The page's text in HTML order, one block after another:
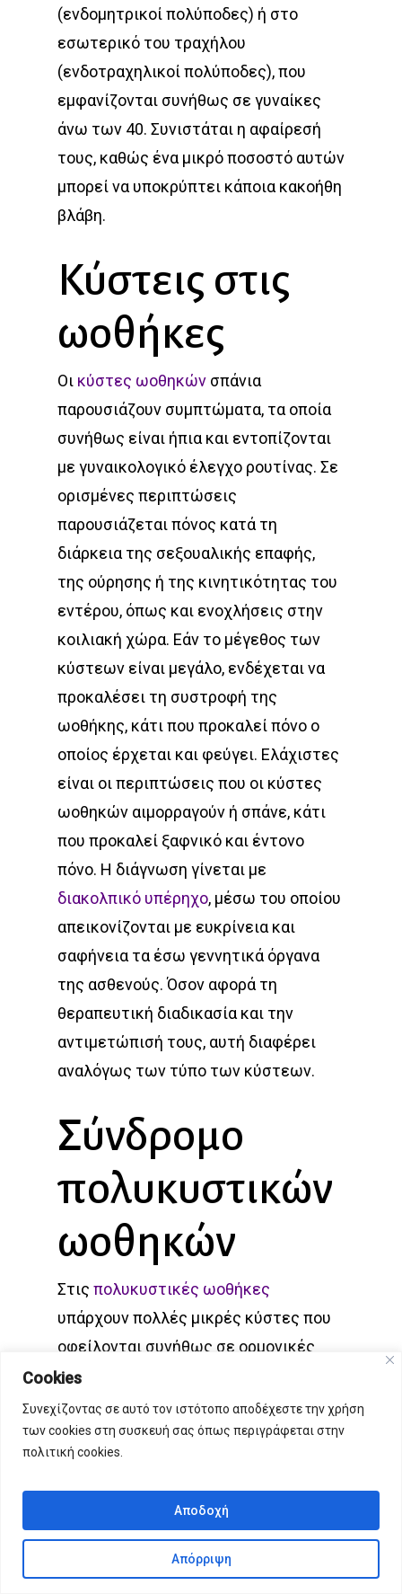
Cookies
Συνεχίζοντας σε αυτό τον ιστότοπο αποδέχεστε την χρήση
των cookies στη συσκευή σας όπως περιγράφεται στην
πολιτική cookies.
Απόρριψη
Αποδοχή
(ενδομητρικοί πολύποδες) ή στο
εσωτερικό του τραχήλου
(ενδοτραχηλικοί πολύποδες), που
εμφανίζονται συνήθως σε γυναίκες
άνω των 40. Συνιστάται η αφαίρεσή
τους, καθώς ένα μικρό ποσοστό αυτών
μπορεί να υποκρύπτει κάποια κακοήθη
βλάβη.
Κύστεις στις
ωοθήκες
Οι κύστες ωοθηκών σπάνια
παρουσιάζουν συμπτώματα, τα οποία
συνήθως είναι ήπια και εντοπίζονται
με γυναικολογικό έλεγχο ρουτίνας. Σε
ορισμένες περιπτώσεις
παρουσιάζεται πόνος κατά τη
διάρκεια της σεξουαλικής επαφής,
της ούρησης ή της κινητικότητας του
εντέρου, όπως και ενοχλήσεις στην
κοιλιακή χώρα. Εάν το μέγεθος των
κύστεων είναι μεγάλο, ενδέχεται να
προκαλέσει τη συστροφή της
ωοθήκης, κάτι που προκαλεί πόνο ο
οποίος έρχεται και φεύγει. Ελάχιστες
είναι οι περιπτώσεις που οι κύστες
ωοθηκών αιμορραγούν ή σπάνε, κάτι
που προκαλεί ξαφνικό και έντονο
πόνο. Η διάγνωση γίνεται με
διακολπικό υπέρηχο, μέσω του οποίου
απεικονίζονται με ευκρίνεια και
σαφήνεια τα έσω γεννητικά όργανα
της ασθενούς. Όσον αφορά τη
θεραπευτική διαδικασία και την
αντιμετώπισή τους, αυτή διαφέρει
αναλόγως των τύπο των κύστεων.
Σύνδρομο
πολυκυστικών
ωοθηκών
Στις πολυκυστικές ωοθήκες
υπάρχουν πολλές μικρές κύστες που
οφείλονται συνήθως σε ορμονικές
διαταραχές. Αυτές χαρακτηρίζονται
από διαταραχές της περιόδου,
τριχοφυΐα, ακμή, προβλήματα
γονιμότητας, ενίοτε παχυσαρκία και
διαταραχές του μεταβολισμού
(αντίσταση στην ινσουλίνη που
υδατάνθρακες). Τα αντισυλληπτικά,